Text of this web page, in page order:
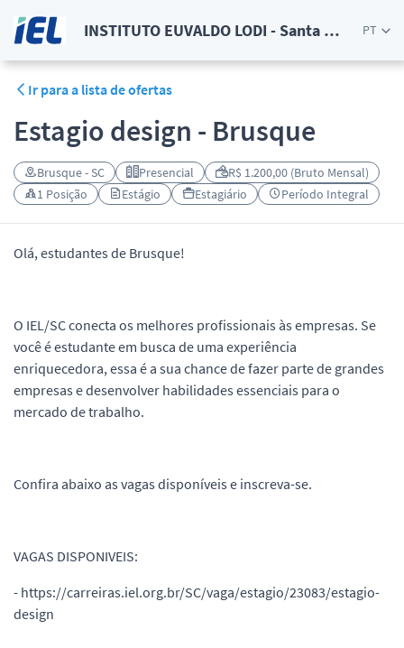
INSTITUTO EUVALDO LODI - Santa Catarina PT
Ir para a lista de ofertas
Estagio design - Brusque
Brusque - SC Presencial
R$ 1.200,00 (Bruto Mensal)
1 Posição
Estágio Estagiário Período Integral
Olá, estudantes de Brusque!
O IEL/SC conecta os melhores profissionais às empresas. Se
você é estudante em busca de uma experiência
enriquecedora, essa é a sua chance de fazer parte de grandes
empresas e desenvolver habilidades essenciais para o
mercado de trabalho.
Confira abaixo as vagas disponíveis e inscreva-se.
VAGAS DISPONIVEIS:
- https://carreiras.iel.org.br/SC/vaga/estagio/23083/estagio-
design